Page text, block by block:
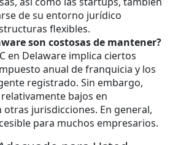
de su entorno jurídico
flexibles.
son costosas de mantener?
en Delaware implica ciertos
anual de franquicia y los
registrado. Sin embargo,
bajos en
jurisdicciones. En general,
para muchos empresarios.